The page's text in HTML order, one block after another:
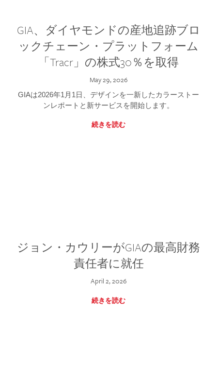
GIA、ダイヤモンドの産地追跡ブロ
ックチェーン・プラットフォーム
「Tracr」の株式30％を取得
May 29, 2026
GIAは2026年1月1日、デザインを一新したカラーストー
ンレポートと新サービスを開始します。
続きを読む
ジョン・カウリーがGIAの最高財務
責任者に就任
April 2, 2026
続きを読む